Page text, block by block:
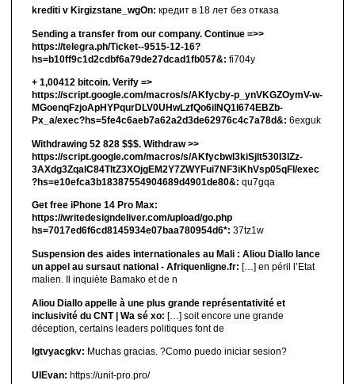
krediti v Kirgizstane_wgOn: кредит в 18 лет без отказа
Sending a transfer from our company. Continue =>>
https://telegra.ph/Ticket--9515-12-16?
hs=b10ff9c1d2cdbf6a79de27dcad1fb057&: fi704y
+ 1,00412 bitсоin. Verify =>
https://script.google.com/macros/s/AKfycby-p_ynVKGZOymV-w-
MGoenqFzjoApHYPqurDLV0UHwLzfQo6ilNQ1l674EBZb-
Px_a/exec?hs=5fe4c6aeb7a62a2d3de62976c4c7a78d&: 6exguk
Withdrawing 52 828 $$$. Withdrаw >>
https://script.google.com/macros/s/AKfycbwl3kiSjlt530I3lZz-
3AXdg3ZqalC84TltZ3XOjgEM2Y7ZWYFui7NF3iKhVsp05qFl/exec
?hs=e10efca3b18387554904689d4901de80&: qu7gqa
Get free iPhone 14 Pro Max:
https://writedesigndeliver.com/upload/go.php
hs=7017ed6f6cd8145934e07baa780954d6*: 37tz1w
Suspension des aides internationales au Mali : Aliou Diallo lance
un appel au sursaut national - Afriquenligne.fr: […] en péril l’Etat
malien. Il inquiète Bamako et de n
Aliou Diallo appelle à une plus grande représentativité et
inclusivité du CNT | Wa sé xo: […] soit encore une grande
déception, certains leaders politiques font de
lgtvyacgkv: Muchas gracias. ?Como puedo iniciar sesion?
UIEvan: https://unit-pro.pro/